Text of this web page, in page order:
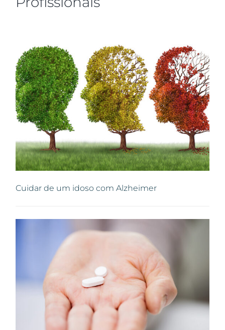
Cuidar de um idoso com Alzheimer